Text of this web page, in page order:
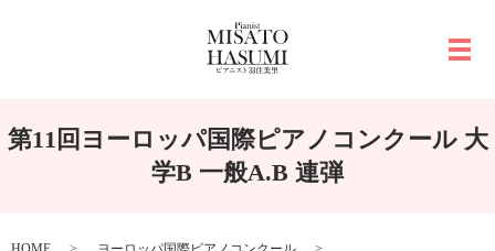
メ
第11回ヨーロッパ国際ピアノコンクール 大
学B 一般A.B 連弾